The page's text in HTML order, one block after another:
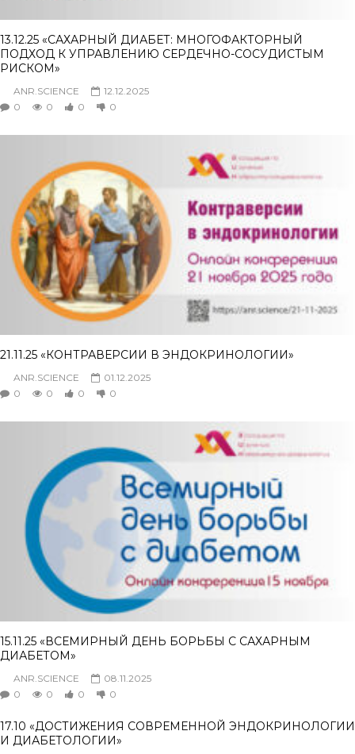
13.12.25 «САХАРНЫЙ ДИАБЕТ: МНОГОФАКТОРНЫЙ
ПОДХОД К УПРАВЛЕНИЮ СЕРДЕЧНО-СОСУДИСТЫМ
РИСКОМ»
ANR.SCIENCE
12.12.2025
0
0 0 0
21.11.25 «КОНТРАВЕРСИИ В ЭНДОКРИНОЛОГИИ»
ANR.SCIENCE
01.12.2025
0
0 0 0
15.11.25 «ВСЕМИРНЫЙ ДЕНЬ БОРЬБЫ С САХАРНЫМ
ДИАБЕТОМ»
ANR.SCIENCE
08.11.2025
0
0 0 0
17.10 «ДОСТИЖЕНИЯ СОВРЕМЕННОЙ ЭНДОКРИНОЛОГИИ
И ДИАБЕТОЛОГИИ»